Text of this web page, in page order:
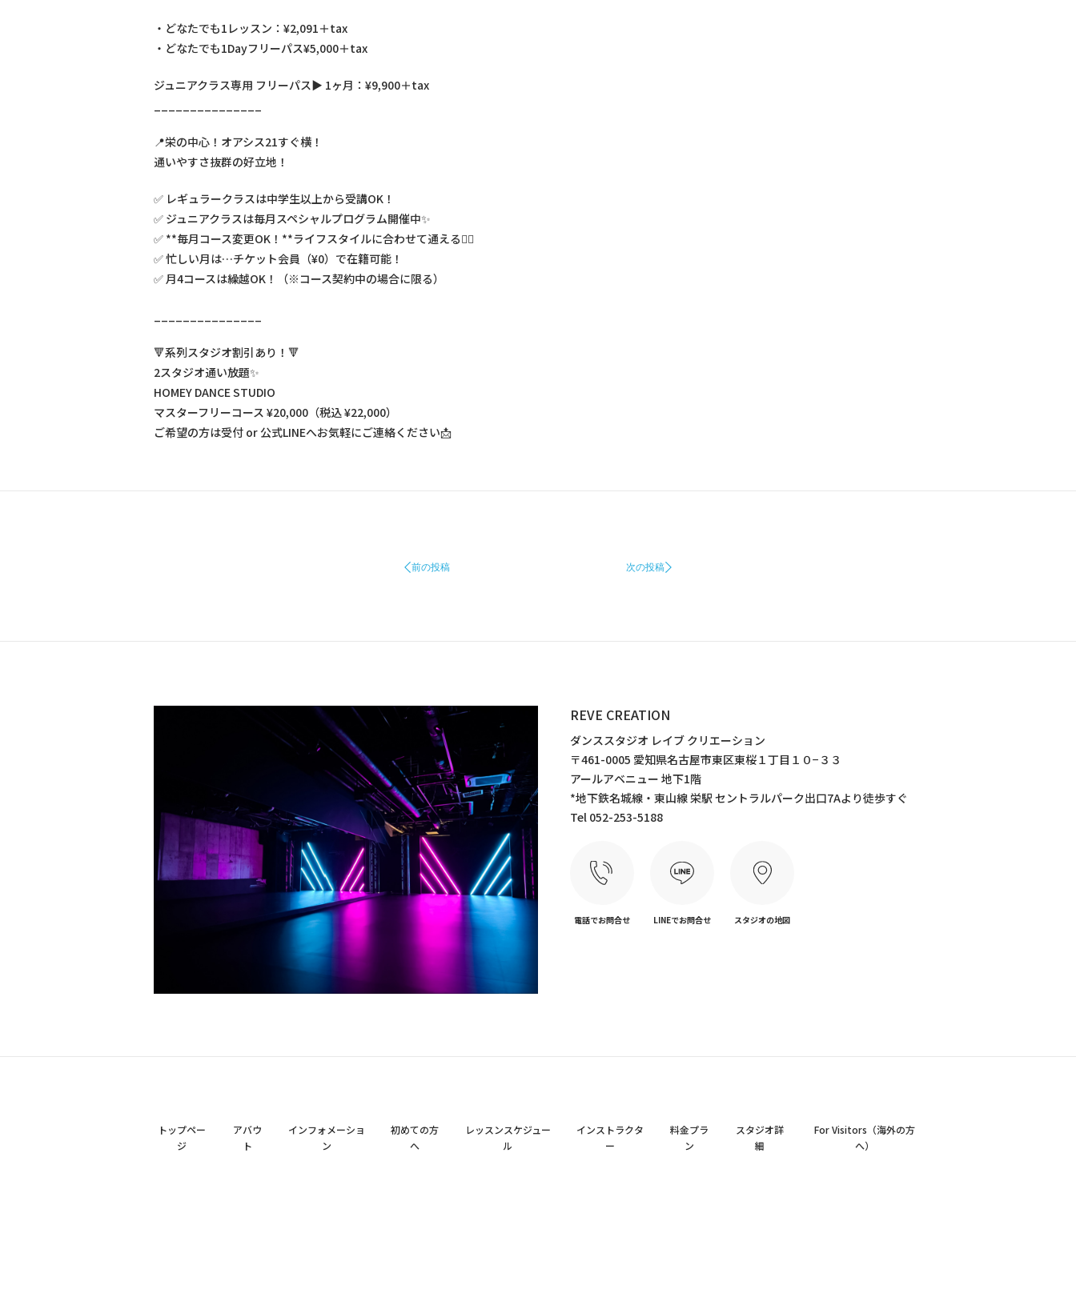
・どなたでも1レッスン：¥2,091＋tax
・どなたでも1Dayフリーパス¥5,000＋tax
ジュニアクラス専用 フリーパス▶ 1ヶ月：¥9,900＋tax
📍栄の中心！オアシス21すぐ横！
通いやすさ抜群の好立地！
✅ レギュラークラスは中学生以上から受講OK！
✅ ジュニアクラスは毎月スペシャルプログラム開催中✨
✅ **毎月コース変更OK！**ライフスタイルに合わせて通える🙆‍♀️
✅ 忙しい月は…チケット会員（¥0）で在籍可能！
✅ 月4コースは繰越OK！（※コース契約中の場合に限る）
🔻系列スタジオ割引あり！🔻
2スタジオ通い放題✨
HOMEY DANCE STUDIO
マスターフリーコース ¥20,000（税込 ¥22,000）
ご希望の方は受付 or 公式LINEへお気軽にご連絡ください📩
前の投稿 次の投稿
REVE CREATION
ダンススタジオ レイブ クリエーション
〒461-0005 愛知県名古屋市東区東桜１丁目１０−３３
アールアベニュー 地下1階
*地下鉄名城線・東山線 栄駅 セントラルパーク出口7Aより徒歩すぐ
Tel 052-253-5188
電話でお問合せ LINEでお問合せ スタジオの地図
トップペー
ジ
アバウ
ト
インフォメーショ
ン
初めての方
へ
レッスンスケジュー
ル
インストラクタ
ー
料金プラ
ン
スタジオ詳
細
For Visitors（海外の方
へ）